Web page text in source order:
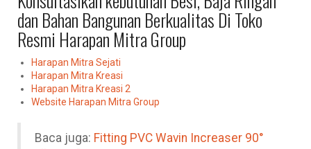
dan Bahan Bangunan Berkualitas Di Toko
Resmi Harapan Mitra Group
Harapan Mitra Sejati
Harapan Mitra Kreasi
Harapan Mitra Kreasi 2
Website Harapan Mitra Group
Baca juga: Fitting PVC Wavin Increaser 90°